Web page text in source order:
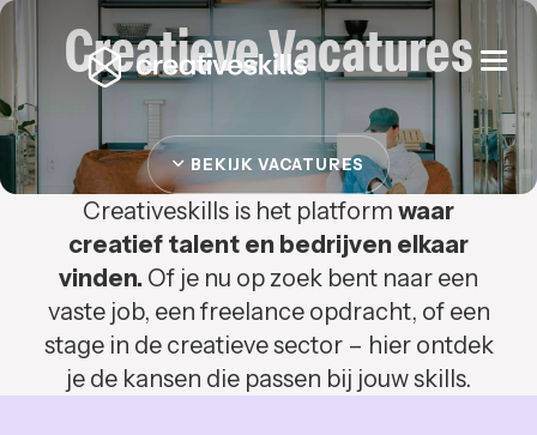
Creatieve Vacatures
BEKIJK VACATURES
Creativeskills is het platform waar
creatief talent en bedrijven elkaar
vinden. Of je nu op zoek bent naar een
vaste job, een freelance opdracht, of een
stage in de creatieve sector – hier ontdek
je de kansen die passen bij jouw skills.